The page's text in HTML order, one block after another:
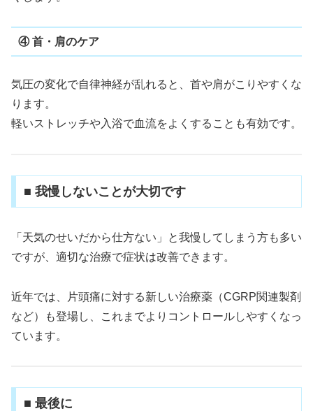
④ 首・肩のケア
気圧の変化で自律神経が乱れると、首や肩がこりやすくな
ります。
軽いストレッチや入浴で血流をよくすることも有効です。
■ 我慢しないことが大切です
「天気のせいだから仕方ない」と我慢してしまう方も多い
ですが、適切な治療で症状は改善できます。
近年では、片頭痛に対する新しい治療薬（CGRP関連製剤
など）も登場し、これまでよりコントロールしやすくなっ
ています。
■ 最後に